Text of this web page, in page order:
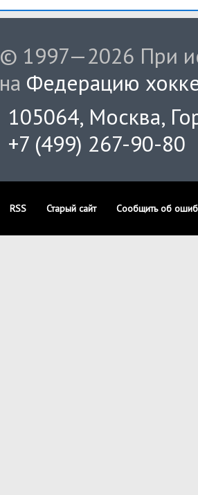
© 1997—2026 При
на Федерацию
105064, Москва,
+7 (499) 267-90-80
RSS Старый сайт Сообщить об